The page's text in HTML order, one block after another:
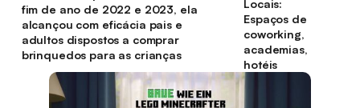
fim de ano de 2022 e 2023, ela
alcançou com eficácia pais e
adultos dispostos a comprar
brinquedos para as crianças
Locais:
Espaços de
coworking,
academias,
hotéis